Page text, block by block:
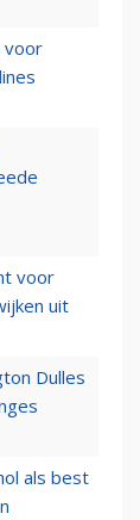
voor
voor
uit
Dulles
als best